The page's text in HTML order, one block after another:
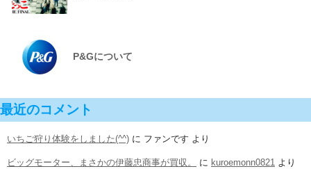
P&Gについて
最近のコメント
いちご狩り体験をしました(^^) に ファンです より
ビッグモーター、まさかの伊藤忠商事が買収。 に kuroemonn0821 より